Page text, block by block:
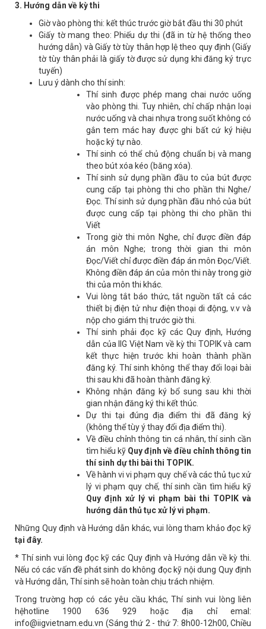
3. Hướng dẫn về kỳ thi
Giờ vào phòng thi: kết thúc trước giờ bắt đầu thi 30 phút
Giấy tờ mang theo: Phiếu dự thi (đã in từ hệ thống theo
hướng dẫn) và Giấy tờ tùy thân hợp lệ theo quy định (Giấy
tờ tùy thân phải là giấy tờ được sử dụng khi đăng ký trực
tuyến)
Lưu ý dành cho thí sinh:
Thí sinh được phép mang chai nước uống
vào phòng thi. Tuy nhiên, chỉ chấp nhận loại
nước uống và chai nhựa trong suốt không có
gắn tem mác hay được ghi bất cứ ký hiệu
hoặc ký tự nào.
Thí sinh có thể chủ động chuẩn bị và mang
theo bút xóa kéo (băng xóa).
Thí sinh sử dụng phần đầu to của bút được
cung cấp tại phòng thi cho phần thi Nghe/
Đọc. Thí sinh sử dụng phần đầu nhỏ của bút
được cung cấp tại phòng thi cho phần thi
Viết
Trong giờ thi môn Nghe, chỉ được điền đáp
án môn Nghe; trong thời gian thi môn
Đọc/Viết chỉ được điền đáp án môn Đọc/Viết.
Không điền đáp án của môn thi này trong giờ
thi của môn thi khác.
Vui lòng tắt báo thức, tắt nguồn tất cả các
thiết bị điện tử như điện thoại di động, v.v và
nộp cho giám thị trước giờ thi.
Thí sinh phải đọc kỹ các Quy định, Hướng
dẫn của IIG Việt Nam về kỳ thi TOPIK và cam
kết thực hiện trước khi hoàn thành phần
đăng ký. Thí sinh không thể thay đổi loại bài
thi sau khi đã hoàn thành đăng ký.
Không nhận đăng ký bổ sung sau khi thời
gian nhận đăng ký thi kết thúc.
Dự thi tại đúng địa điểm thi đã đăng ký
(không thể tùy ý thay đổi địa điểm thi).
Về điều chỉnh thông tin cá nhân, thí sinh cần
tìm hiểu kỹ Quy định về điều chỉnh thông tin
thí sinh dự thi bài thi TOPIK.
Về hành vi vi phạm quy chế và các thủ tục xử
lý vi phạm quy chế, thí sinh cần tìm hiểu kỹ
Quy định xử lý vi phạm bài thi TOPIK và
hướng dẫn thủ tục xử lý vi phạm.
Những Quy định và Hướng dẫn khác, vui lòng tham khảo đọc kỹ
tại đây.
* Thí sinh vui lòng đọc kỹ các Quy định và Hướng dẫn về kỳ thi.
Nếu có các vấn đề phát sinh do không đọc kỹ nội dung Quy định
và Hướng dẫn, Thí sinh sẽ hoàn toàn chịu trách nhiệm.
Trong trường hợp có các yêu cầu khác, Thí sinh vui lòng liên
hệhotline 1900 636 929 hoặc địa chỉ emal:
info@iigvietnam.edu.vn (Sáng thứ 2 - thứ 7: 8h00-12h00, Chiều